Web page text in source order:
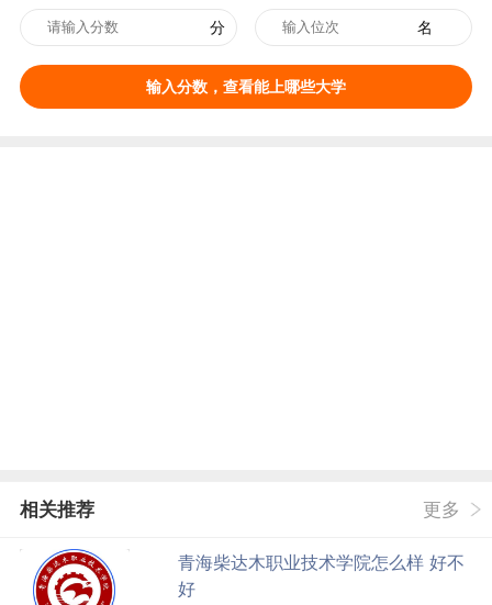
分 名
输入分数，查看能上哪些大学
相关推荐 更多
青海柴达木职业技术学院怎么样 好不
好